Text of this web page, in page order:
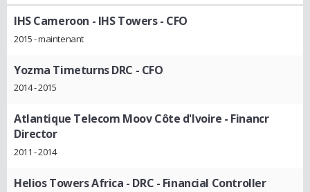
IHS Cameroon - IHS Towers- CFO
2015 - maintenant
Yozma Timeturns DRC - CFO
2014 - 2015
Atlantique Telecom Moov Côte d'Ivoire - Financr
Director
2011 - 2014
Helios Towers Africa - DRC - Financial Controller